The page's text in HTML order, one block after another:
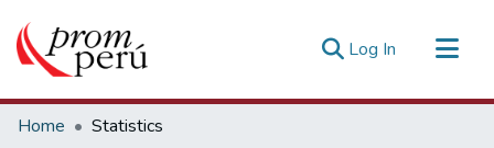
Log In (current)
Communities & Collections
Home Statistics